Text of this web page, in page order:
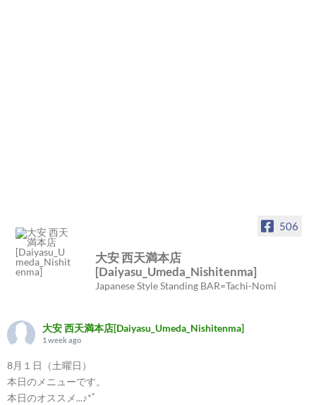
506
大安 西天満本店
[Daiyasu_Umeda_Nishitenma]
Japanese Style Standing BAR=Tachi-Nomi
大安 西天満本店[Daiyasu_Umeda_Nishitenma]
1 week ago
8月１日（土曜日）
本日のメニューです。
本日のオススメ...♪*ﾟ